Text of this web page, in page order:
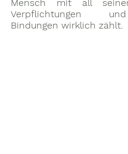
Mensch mit all
Verpflichtungen
Bindungen wirklich zählt.